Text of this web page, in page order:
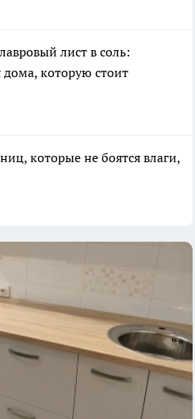
лист в соль:
дома, которую стоит
которые не боятся влаги,